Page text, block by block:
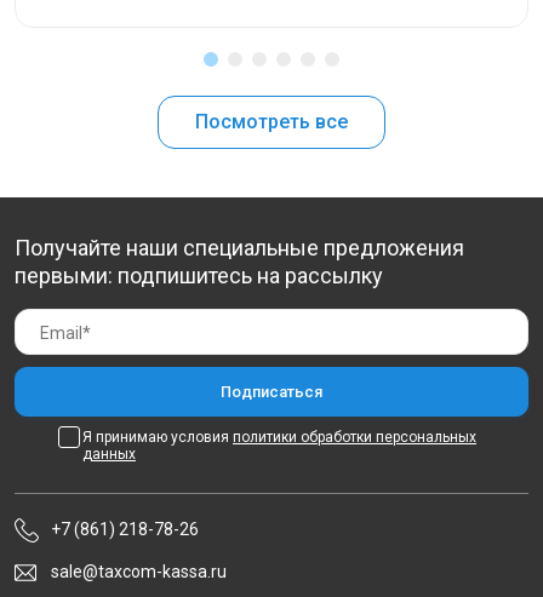
Посмотреть все
Получайте наши специальные предложения
первыми: подпишитесь на рассылку
Я принимаю условия политики обработки персональных
данных
+7 (861) 218-78-26
sale@taxcom-kassa.ru